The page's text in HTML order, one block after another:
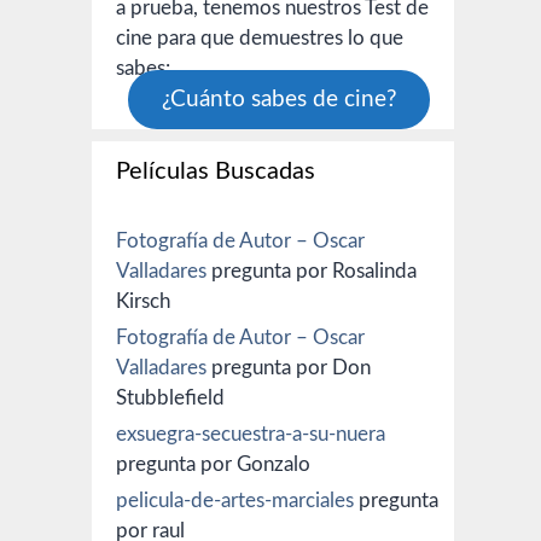
a prueba, tenemos nuestros Test de
cine para que demuestres lo que
sabes:
¿Cuánto sabes de cine?
Películas Buscadas
Fotografía de Autor – Oscar
Valladares pregunta por Rosalinda
Kirsch
Fotografía de Autor – Oscar
Valladares pregunta por Don
Stubblefield
exsuegra-secuestra-a-su-nuera
pregunta por Gonzalo
pelicula-de-artes-marciales pregunta
por raul